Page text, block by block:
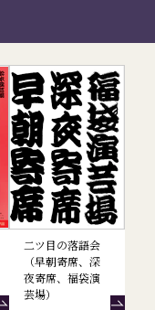
二ツ目の落語会
（早朝寄席、深
夜寄席、福袋演
芸場）